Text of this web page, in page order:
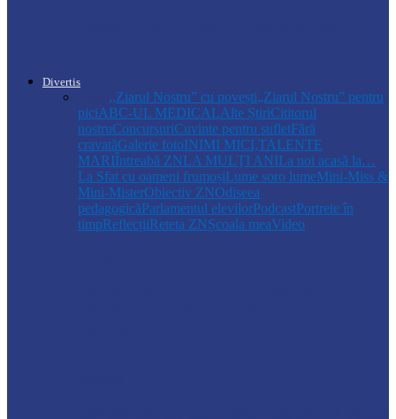
Divertis
,,Ziarul Nostru” cu povești„Ziarul Nostru” pentru
piciABC-UL MEDICALAlte ȘtiriCititorul
nostruConcursuriCuvinte pentru sufletFără
cravatăGalerie fotoINIMI MICI,TALENTE
MARIÎntreabă ZNLA MULŢI ANILa noi acasă la…
La Sfat cu oameni frumoșiLume soro lumeMini-Miss &
Mini-MisterObiectiv ZNOdiseea
pedagogicăParlamentul elevilorPodcastPortrete în
timpReflecțiiReteta ZNȘcoala meaVideo